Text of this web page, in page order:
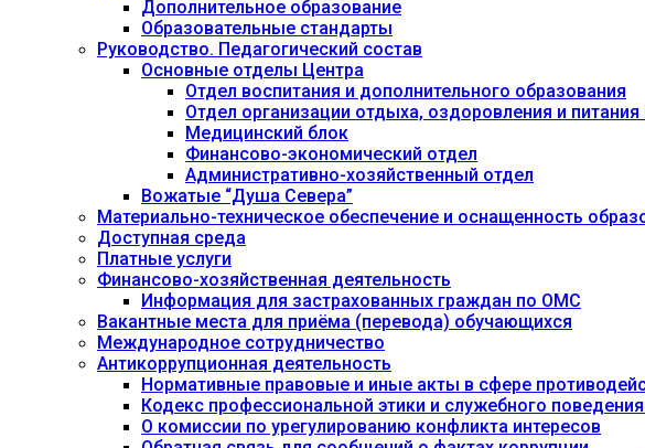
Дополнительное образование
Образовательные стандарты
Руководство. Педагогический состав
Основные отделы Центра
Отдел воспитания и дополнительного образования
Отдел организации отдыха, оздоровления и
Медицинский блок
Финансово-экономический отдел
Административно-хозяйственный отдел
Вожатые “Душа Севера”
Материально-техническое обеспечение и оснащенность
Доступная среда
Платные услуги
Финансово-хозяйственная деятельность
Информация для застрахованных граждан по ОМС
Вакантные места для приёма (перевода) обучающихся
Международное сотрудничество
Антикоррупционная деятельность
Нормативные правовые и иные акты в сфере
Кодекс профессиональной этики и служебного
О комиссии по урегулированию конфликта интересов